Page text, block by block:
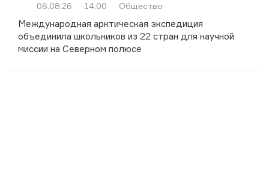
06.08.26 14:00 Общество
Международная арктическая экспедиция
объединила школьников из 22 стран для научной
миссии на Северном полюсе